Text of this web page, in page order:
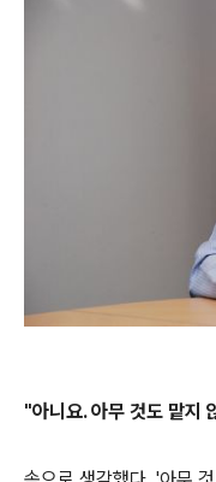
"아니요. 아무 것도 맡지